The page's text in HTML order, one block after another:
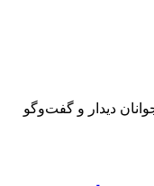
دیدار و گفت‌وگو